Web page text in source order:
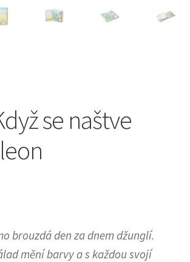
se naštve
brouzdá den za dnem džunglí.
mění barvy a s každou svojí